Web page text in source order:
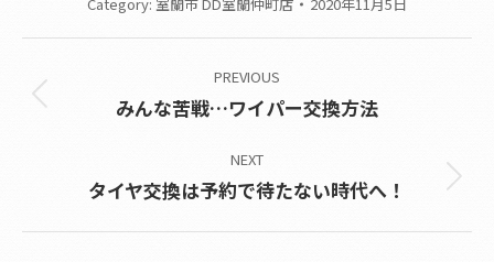
navigation
PREVIOUS
Previous
みんな苦戦…ワイパー交換方法
NEXT
Next
タイヤ交換は予約で待たない時代へ！